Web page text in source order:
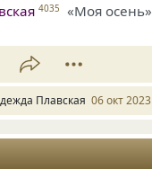
4035 «Моя осень»
Плавская 06 окт 2023